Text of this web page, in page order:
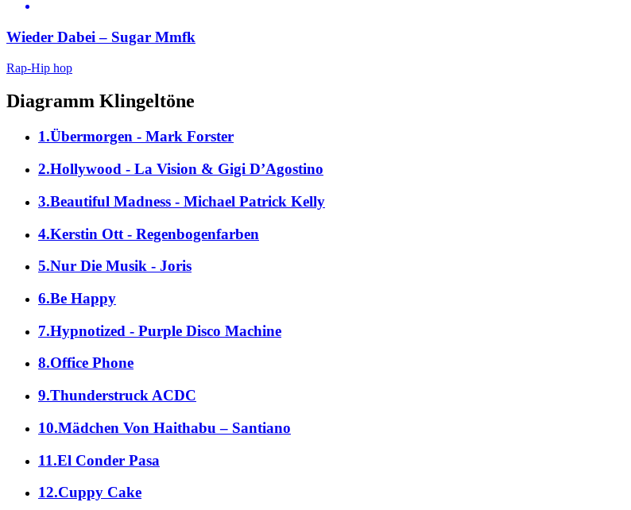
Wieder Dabei – Sugar Mmfk
Rap-Hip hop
Diagramm Klingeltöne
1.Übermorgen - Mark Forster
2.Hollywood - La Vision & Gigi D’Agostino
3.Beautiful Madness - Michael Patrick Kelly
4.Kerstin Ott - Regenbogenfarben
5.Nur Die Musik - Joris
6.Be Happy
7.Hypnotized - Purple Disco Machine
8.Office Phone
9.Thunderstruck ACDC
10.Mädchen Von Haithabu – Santiano
11.El Conder Pasa
12.Cuppy Cake